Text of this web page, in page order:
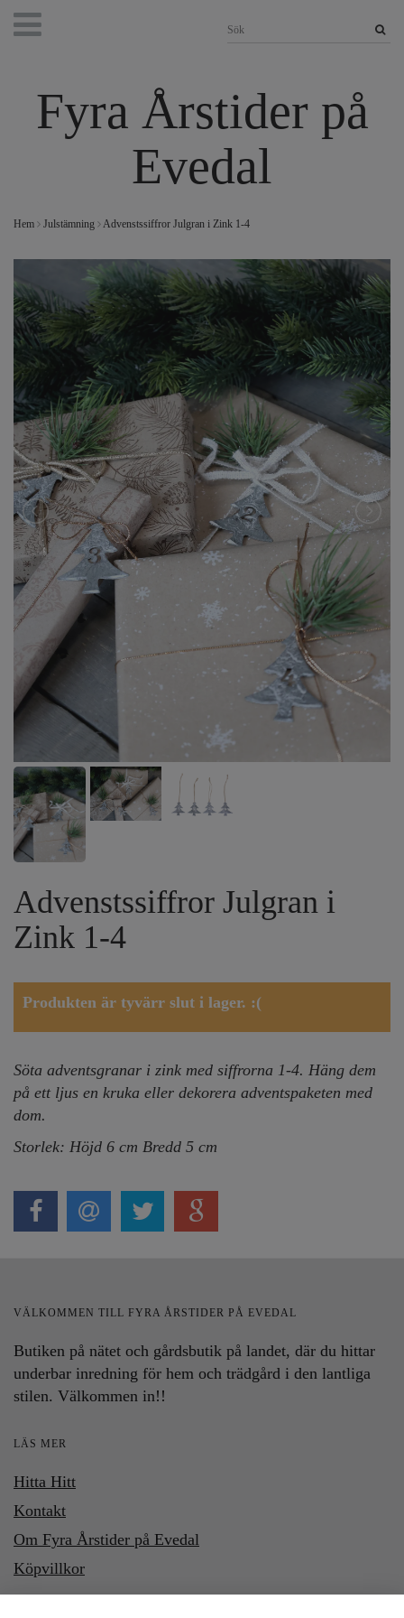
Fyra Årstider på
Evedal
Hem Julstämning Advenstssiffror Julgran i Zink 1-4
Advenstssiffror Julgran i
Zink 1-4
Produkten är tyvärr slut i lager. :(
Söta adventsgranar i zink med siffrorna 1-4. Häng dem
på ett ljus en kruka eller dekorera adventspaketen med
dom.
Storlek: Höjd 6 cm Bredd 5 cm
VÄLKOMMEN TILL FYRA ÅRSTIDER PÅ EVEDAL
Butiken på nätet och gårdsbutik på landet, där du hittar
underbar inredning för hem och trädgård i den lantliga
stilen. Välkommen in!!
LÄS MER
Hitta Hitt
Kontakt
Om Fyra Årstider på Evedal
Köpvillkor